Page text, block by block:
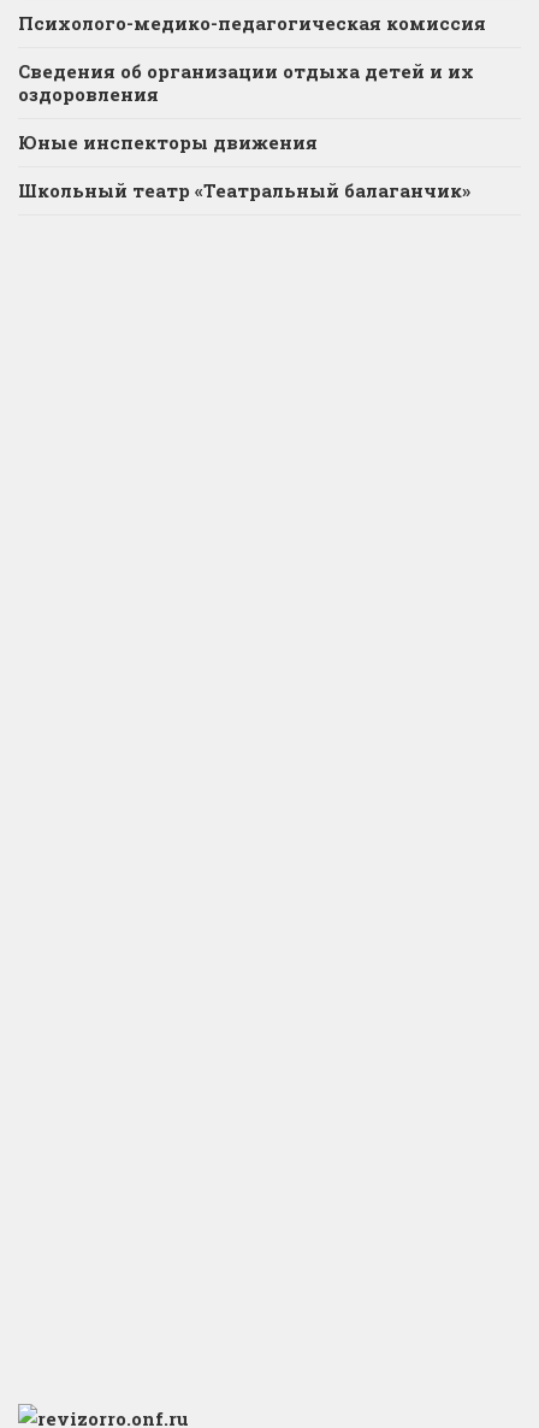
Психолого-медико-педагогическая комиссия
Сведения об организации отдыха детей и их
оздоровления
Юные инспекторы движения
Школьный театр «Театральный балаганчик»